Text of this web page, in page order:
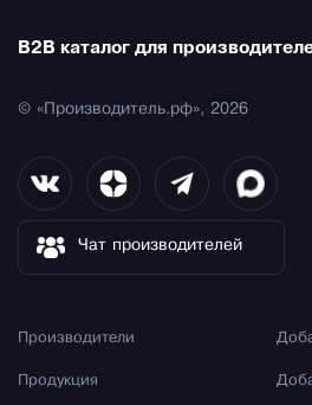
B2B каталог для
© «Производитель.рф», 2026
Чат производителей
Производители
Продукция